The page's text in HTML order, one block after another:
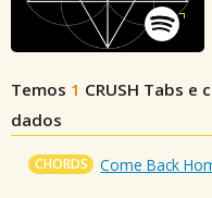
Temos 1 CRUSH Tabs e
dados
CHORDS Come Back